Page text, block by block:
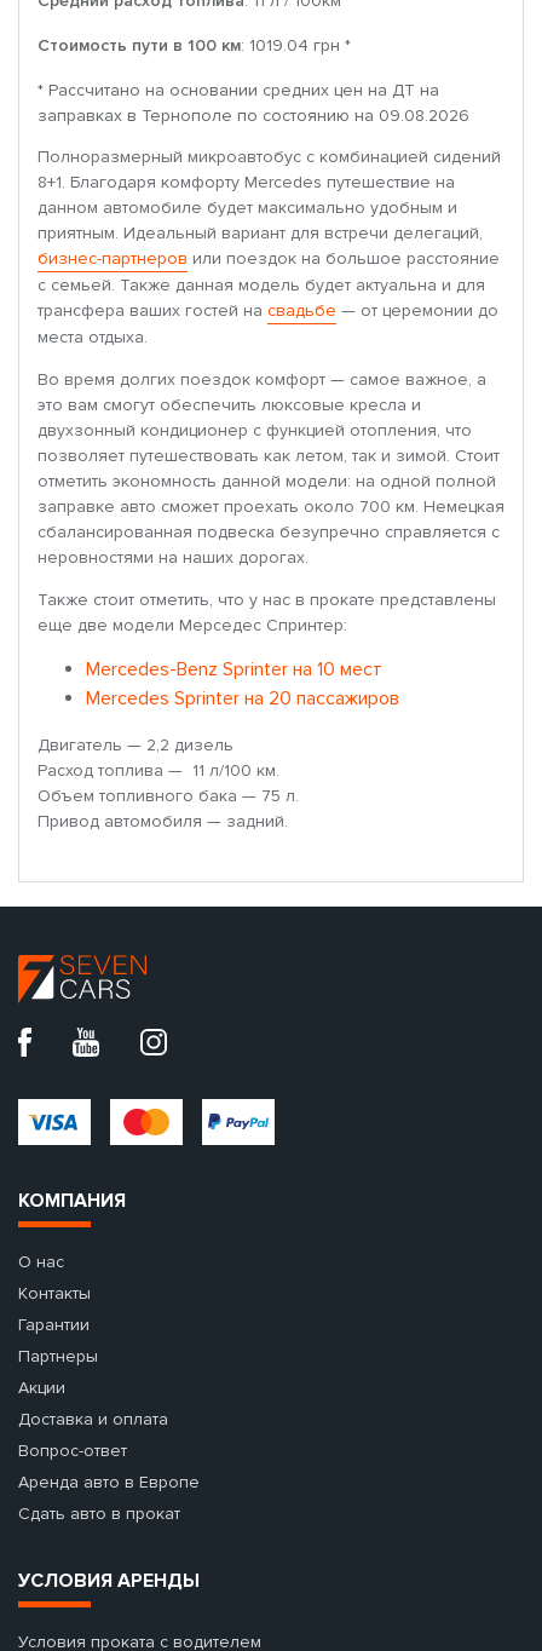
Стоимость пути в 100 км: 1019.04 грн *
* Рассчитано на основании средних цен на ДТ на
заправках в Тернополе по состоянию на 09.08.2026
Полноразмерный микроавтобус с комбинацией сидений
8+1. Благодаря комфорту Mercedes путешествие на
данном автомобиле будет максимально удобным и
приятным. Идеальный вариант для встречи делегаций,
бизнес-партнеров или поездок на большое расстояние
с семьей. Также данная модель будет актуальна и для
трансфера ваших гостей на свадьбе — от церемонии до
места отдыха.
Во время долгих поездок комфорт — самое важное, а
это вам смогут обеспечить люксовые кресла и
двухзонный кондиционер с функцией отопления, что
позволяет путешествовать как летом, так и зимой. Стоит
отметить экономность данной модели: на одной полной
заправке авто сможет проехать около 700 км. Немецкая
сбалансированная подвеска безупречно справляется с
неровностями на наших дорогах.
Также стоит отметить, что у нас в прокате представлены
еще две модели Мерседес Спринтер:
Mercedes-Benz Sprinter на 10 мест
Mercedes Sprinter на 20 пассажиров
Двигатель — 2,2 дизель
Расход топлива — 11 л/100 км.
Объем топливного бака — 75 л.
Привод автомобиля — задний.
КОМПАНИЯ
О нас
Контакты
Гарантии
Партнеры
Акции
Доставка и оплата
Вопрос-ответ
Аренда авто в Европе
Сдать авто в прокат
УСЛОВИЯ АРЕНДЫ
Условия проката с водителем